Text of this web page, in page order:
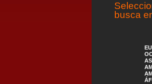
busca